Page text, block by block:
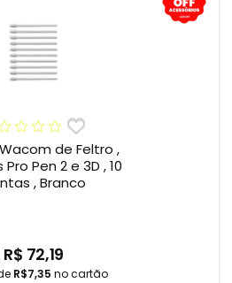
de Feltro ,
Pen 2 e 3D , 10
, Branco
R$ 72,19
R$7,35 no cartão